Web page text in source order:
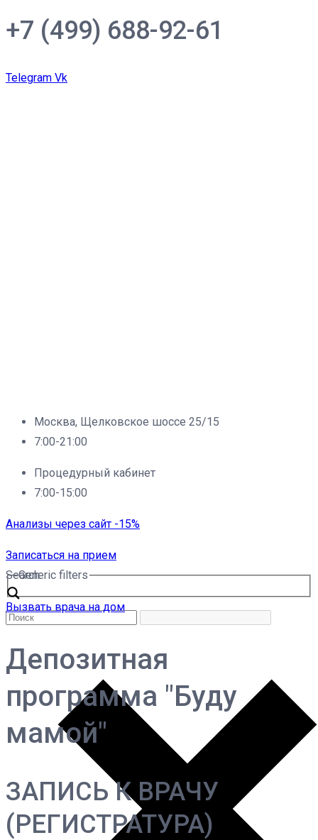
+7 (499) 688-92-61
Telegram Vk
Москва, Щелковское шоссе 25/15
7:00-21:00
Процедурный кабинет
7:00-15:00
Анализы через сайт -15%
Записаться на прием
Search
Generic filters
Вызвать врача на дом
Депозитная
программа "Буду
мамой"
ЗАПИСЬ К ВРАЧУ
(РЕГИСТРАТУРА)